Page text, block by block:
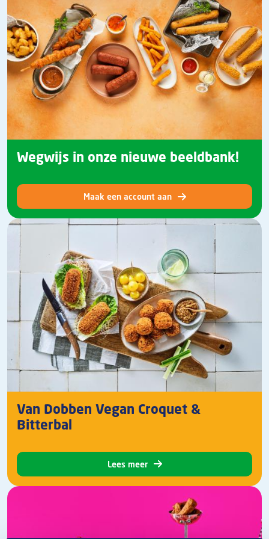
Wegwijs in onze nieuwe beeldbank!
Maak een account aan
Van Dobben Vegan Croquet &
Bitterbal
Lees meer